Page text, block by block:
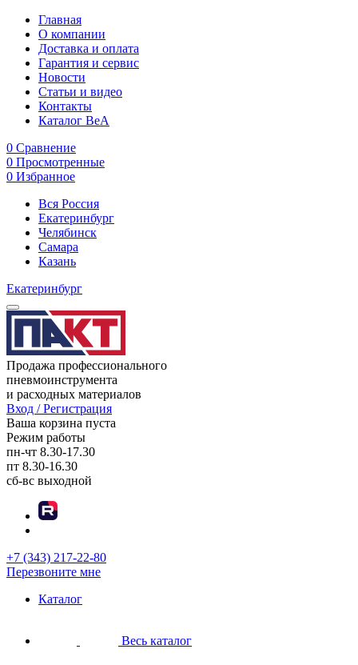
Главная
О компании
Доставка и оплата
Гарантия и сервис
Новости
Статьи и видео
Контакты
Каталог BeA
0 Сравнение
0 Просмотренные
0 Избранное
Вся Россия
Екатеринбург
Челябинск
Самара
Казань
Екатеринбург
Продажа профессионального
пневмоинструмента
и расходных материалов
Вход / Регистрация
Ваша корзина пуста
Режим работы
пн-чт 8.30-17.30
пт 8.30-16.30
сб-вс выходной
+7 (343) 217-22-80
Перезвоните мне
Каталог
Весь каталог